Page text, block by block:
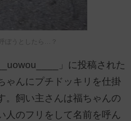
ぼうとしたら…？
」に投稿された
ゃんにプチドッキリを仕掛
。飼い主さんは福ちゃんの
人のフリをして名前を呼ん